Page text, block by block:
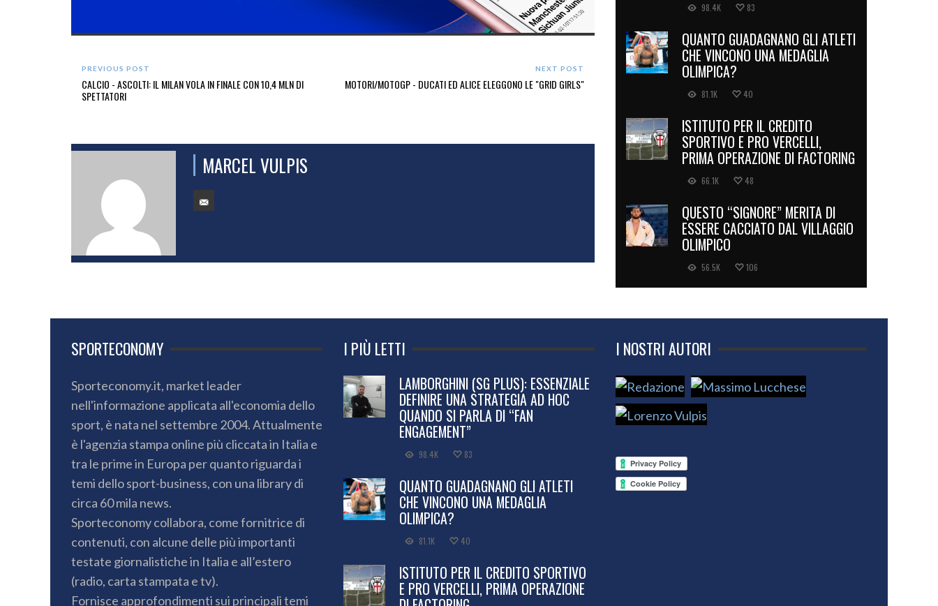
PREVIOUS POST
CALCIO - ASCOLTI: IL MILAN VOLA IN FINALE CON 10,4 MLN DI
SPETTATORI
NEXT POST
MOTORI/MOTOGP - DUCATI ED ALICE ELEGGONO LE "GRID GIRLS"
MARCEL VULPIS
98.4K 83
QUANTO GUADAGNANO GLI ATLETI
CHE VINCONO UNA MEDAGLIA
OLIMPICA?
81.1K 40
ISTITUTO PER IL CREDITO
SPORTIVO E PRO VERCELLI,
PRIMA OPERAZIONE DI FACTORING
66.1K 48
QUESTO “SIGNORE” MERITA DI
ESSERE CACCIATO DAL VILLAGGIO
OLIMPICO
56.5K 106
SPORTECONOMY
Sporteconomy.it, market leader
nell'informazione applicata all'economia dello
sport, è nata nel settembre 2004. Attualmente
è l'agenzia stampa online più cliccata in Italia e
tra le prime in Europa per quanto riguarda i
temi dello sport-business, con una library di
circa 60 mila news.
Sporteconomy collabora, come fornitrice di
contenuti, con alcune delle più importanti
testate giornalistiche in Italia e all’estero
(radio, carta stampata e tv).
Fornisce approfondimenti sui principali temi
I PIÙ LETTI
LAMBORGHINI (SG PLUS): ESSENZIALE
DEFINIRE UNA STRATEGIA AD HOC
QUANDO SI PARLA DI “FAN
ENGAGEMENT”
98.4K 83
QUANTO GUADAGNANO GLI ATLETI
CHE VINCONO UNA MEDAGLIA
OLIMPICA?
81.1K 40
ISTITUTO PER IL CREDITO SPORTIVO
E PRO VERCELLI, PRIMA OPERAZIONE
I NOSTRI AUTORI